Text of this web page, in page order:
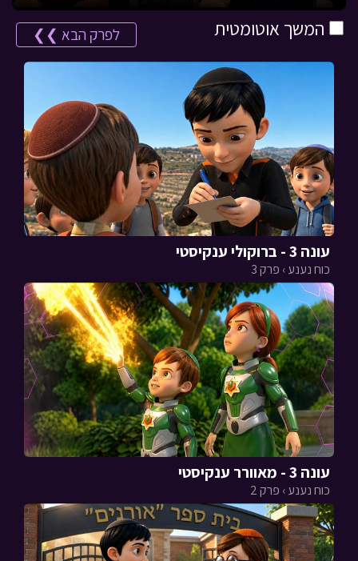
המשך אוטומטית לפרק הבא ❯❯
עונה 3 - ברוקולי ענקיסטי
כוח נענע › פרק 3
עונה 3 - מאוורר ענקיסטי
כוח נענע › פרק 2